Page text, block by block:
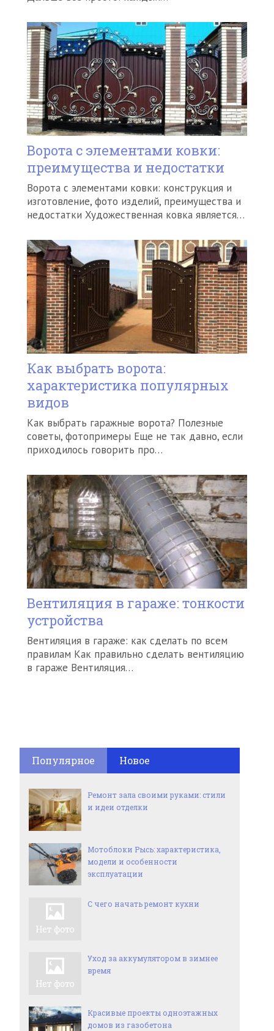
Ворота с элементами ковки:
преимущества и недостатки
Ворота с элементами ковки: конструкция и
изготовление, фото изделий, преимущества и
недостатки Художественная ковка является…
Как выбрать ворота:
характеристика популярных
видов
Как выбрать гаражные ворота? Полезные
советы, фотопримеры Еще не так давно, если
приходилось говорить про…
Вентиляция в гараже: тонкости
устройства
Вентиляция в гараже: как сделать по всем
правилам Как правильно сделать вентиляцию
в гараже Вентиляция…
Популярное Новое
Ремонт зала своими руками: стили
и идеи отделки
Мотоблоки Рысь: характеристика,
модели и особенности
эксплуатации
С чего начать ремонт кухни
Уход за аккумулятором в зимнее
время
Красивые проекты одноэтажных
домов из газобетона